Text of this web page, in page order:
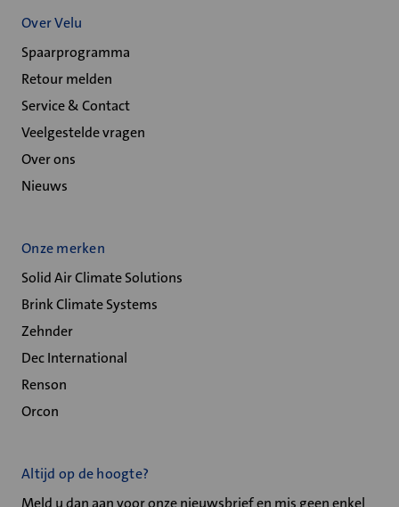
Over Velu
Spaarprogramma
Retour melden
Service & Contact
Veelgestelde vragen
Over ons
Nieuws
Onze merken
Solid Air Climate Solutions
Brink Climate Systems
Zehnder
Dec International
Renson
Orcon
Altijd op de hoogte?
Meld u dan aan voor onze nieuwsbrief en mis geen enkel